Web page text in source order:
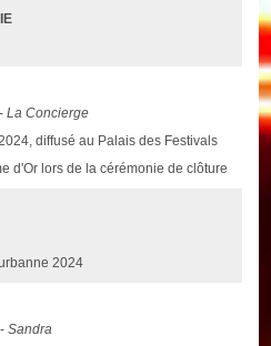
-La Concierge
diffusé au Palais des Festivals
d'Or lors de la cérémonie de clôture
2024
-Sandra